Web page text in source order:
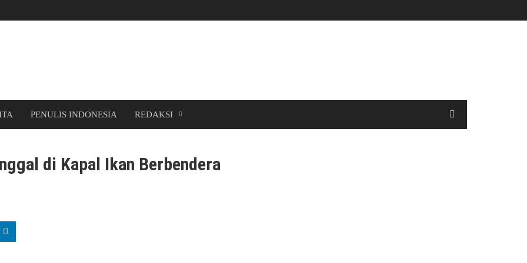
PENULIS INDONESIA REDAKSI
di Kapal Ikan Berbendera